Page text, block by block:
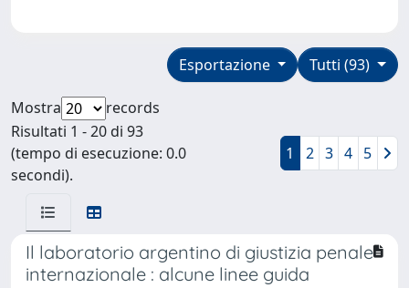
Tutti (93)
Esportazione
Mostra
records
Risultati 1 - 20 di 93
(tempo di esecuzione: 0.0
secondi).
1 2 3 4 5
Il laboratorio argentino di giustizia penale
internazionale : alcune linee guida